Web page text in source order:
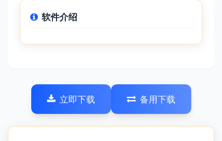
软件介绍
立即下载 备用下载